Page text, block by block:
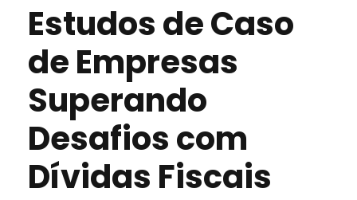
Estudos de Caso
de Empresas
Superando
Desafios com
Dívidas Fiscais